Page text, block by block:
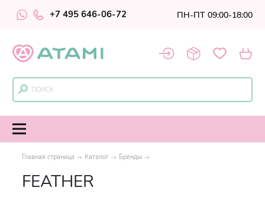
+7 495 646-06-72 ПН-ПТ 09:00-18:00
Главная страница Каталог Бренды
FEATHER